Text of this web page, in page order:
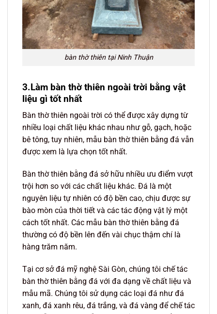
bàn thờ thiên tại Ninh Thuận
3.Làm bàn thờ thiên ngoài trời bằng vật
liệu gì tốt nhất
Bàn thờ thiên ngoài trời có thể được xây dựng từ
nhiều loại chất liệu khác nhau như gỗ, gạch, hoặc
bê tông, tuy nhiên, mẫu bàn thờ thiên bằng đá vẫn
được xem là lựa chọn tốt nhất.
Bàn thờ thiên bằng đá sở hữu nhiều ưu điểm vượt
trội hơn so với các chất liệu khác. Đá là một
nguyên liệu tự nhiên có độ bền cao, chịu được sự
bào mòn của thời tiết và các tác động vật lý một
cách tốt nhất. Các mẫu bàn thờ thiên bằng đá
thường có độ bền lên đến vài chục thậm chí là
hàng trăm năm.
Tại cơ sở đá mỹ nghệ Sài Gòn, chúng tôi chế tác
bàn thờ thiên bằng đá với đa dạng về chất liệu và
mẫu mã. Chúng tôi sử dụng các loại đá như đá
xanh, đá xanh rêu, đá trắng, và đá vàng để chế tác